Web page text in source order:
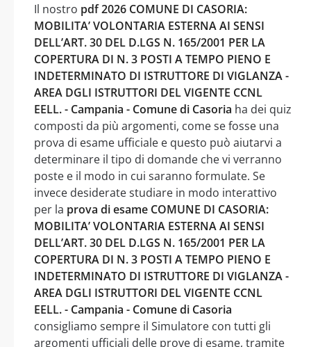
Il nostro pdf 2026 COMUNE DI CASORIA:
MOBILITA’ VOLONTARIA ESTERNA AI SENSI
DELL’ART. 30 DEL D.LGS N. 165/2001 PER LA
COPERTURA DI N. 3 POSTI A TEMPO PIENO E
INDETERMINATO DI ISTRUTTORE DI VIGLANZA -
AREA DGLI ISTRUTTORI DEL VIGENTE CCNL
EELL. - Campania - Comune di Casoria ha dei quiz
composti da più argomenti, come se fosse una
prova di esame ufficiale e questo può aiutarvi a
determinare il tipo di domande che vi verranno
poste e il modo in cui saranno formulate. Se
invece desiderate studiare in modo interattivo
per la prova di esame COMUNE DI CASORIA:
MOBILITA’ VOLONTARIA ESTERNA AI SENSI
DELL’ART. 30 DEL D.LGS N. 165/2001 PER LA
COPERTURA DI N. 3 POSTI A TEMPO PIENO E
INDETERMINATO DI ISTRUTTORE DI VIGLANZA -
AREA DGLI ISTRUTTORI DEL VIGENTE CCNL
EELL. - Campania - Comune di Casoria
consigliamo sempre il Simulatore con tutti gli
argomenti ufficiali delle prove di esame, tramite